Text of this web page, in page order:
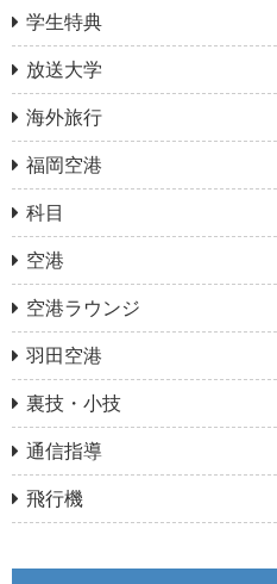
学生特典
放送大学
海外旅行
福岡空港
科目
空港
空港ラウンジ
羽田空港
裏技・小技
通信指導
飛行機